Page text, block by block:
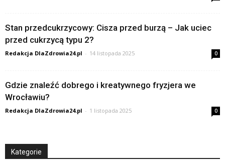
Stan przedcukrzycowy: Cisza przed burzą – Jak uciec
przed cukrzycą typu 2?
Redakcja DlaZdrowia24.pl - 14 listopada 2025 0
Gdzie znaleźć dobrego i kreatywnego fryzjera we
Wrocławiu?
Redakcja DlaZdrowia24.pl - 1 listopada 2025 0
Kategorie